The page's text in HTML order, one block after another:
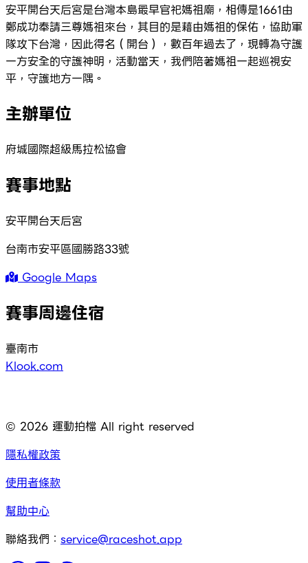
安平開台天后宮是台灣本島最早官祀媽祖廟，相傳是1661由
鄭成功奉請三尊媽祖來台，其目的是藉由媽祖的保佑，協助軍
隊攻下台灣，因此得名（開台），數百年過去了，現轉為守護
一方安全的守護神明，活動當天，我們陪著媽祖一起巡視安
平，守護地方一隅。
主辦單位
府城國際超級馬拉松協會
賽事地點
安平開台天后宮
台南市安平區國勝路33號
Google Maps
賽事周邊住宿
臺南市
Klook.com
© 2026 運動拍檔 All right reserved
隱私權政策
使用者條款
幫助中心
聯絡我們： service@raceshot.app